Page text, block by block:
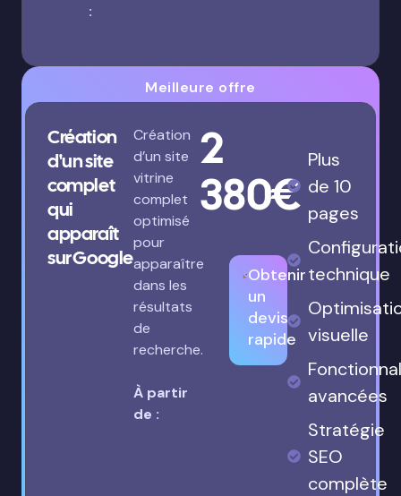
:
Meilleure offre
Création
d'un site
complet
qui
apparaît
sur Google
Création
d’un site
vitrine
complet
optimisé
pour
apparaître
dans les
résultats
de
recherche.
À partir
de :
2
380€
Obtenir
un
devis
rapide
Plus
de 10
pages
technique
visuelle
avancées
Stratégie
SEO
complète